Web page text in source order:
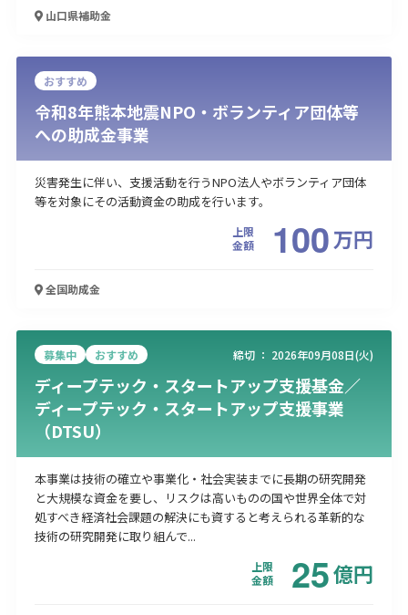
山口県補助金
おすすめ
令和8年熊本地震NPO・ボランティア団体等
への助成金事業
災害発生に伴い、支援活動を行うNPO法人やボランティア団体
等を対象にその活動資金の助成を行います。
上限
金額
100万円
全国助成金
募集中 おすすめ 締切 ： 2026年09月08日(火)
ディープテック・スタートアップ支援基金／
ディープテック・スタートアップ支援事業
（DTSU）
本事業は技術の確立や事業化・社会実装までに長期の研究開発
と大規模な資金を要し、リスクは高いものの国や世界全体で対
処すべき経済社会課題の解決にも資すると考えられる革新的な
技術の研究開発に取り組んで...
上限
金額
25億円